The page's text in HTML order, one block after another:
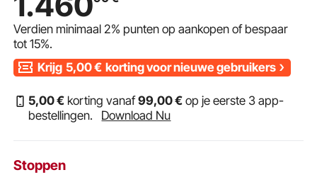
Verdien minimaal2% punten op aankopen of bespaar
tot15%.
Krijg 5,00€ korting voor nieuwe gebruikers
5,00€ korting vanaf99,00€ op je eerste 3 app-
bestellingen.
Download Nu
Stoppen